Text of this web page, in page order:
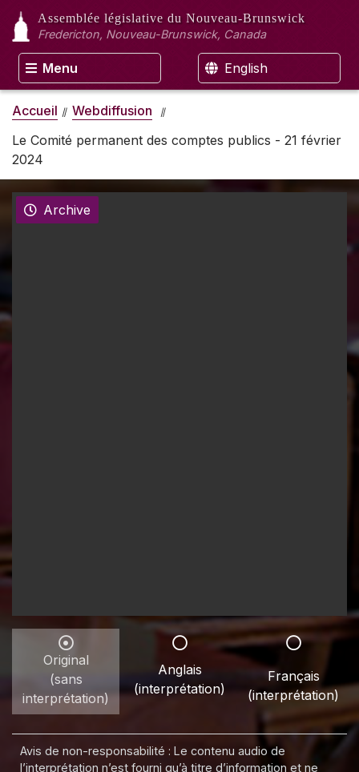
Assemblée législative du Nouveau-Brunswick
Fredericton, Nouveau-Brunswick, Canada
Menu English
Accueil
Webdiffusion
Le Comité permanent des comptes publics - 21 février
2024
Archive
Original
(sans
interprétation)
Anglais
(interprétation)
Français
(interprétation)
Avis de non-responsabilité : Le contenu audio de
l’interprétation n’est fourni qu’à titre d’information et ne